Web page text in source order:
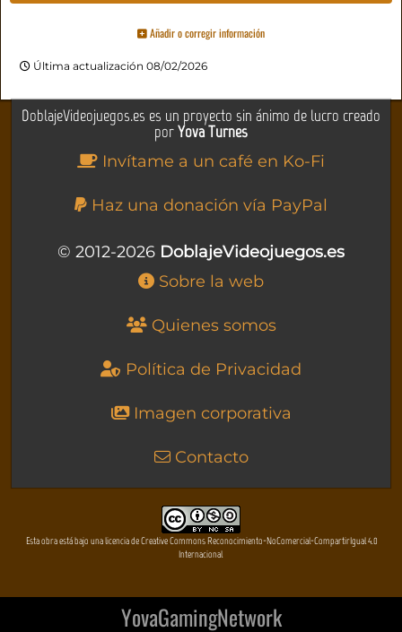
Añadir o corregir información
Última actualización 08/02/2026
DoblajeVideojuegos.es es un proyecto sin ánimo de lucro creado
porYova Turnes
Invítame a un café en Ko-Fi
Haz una donación vía PayPal
© 2012-2026 DoblajeVideojuegos.es
Sobre la web
Quienes somos
Política de Privacidad
Imagen corporativa
Contacto
Esta obra está bajo una licencia de Creative Commons Reconocimiento-NoComercial-CompartirIgual 4.0
Internacional
YovaGamingNetwork